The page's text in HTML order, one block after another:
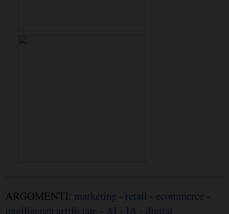
ARGOMENTI: marketing - retail - ecommerce -
intelligenza artificiale - AI - IA - digital